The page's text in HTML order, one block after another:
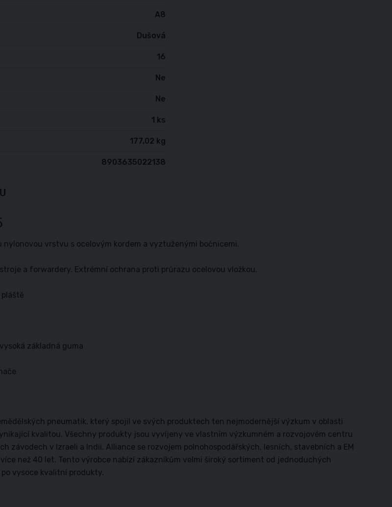
A8
Dušová
16
Ne
Ne
1 ks
177,02 kg
8903635022138
nylonovou vrstvu s ocelovým kordem a vyztuženými bočnicemi.
a forwardery. Extrémní ochrana proti průrazu ocelovou vložkou.
základná guma
pneumatik, který spojil ve svých produktech ten nejmodernější výzkum v oblasti
kvalitou. Všechny produkty jsou vyvíjeny ve vlastním výzkumném a rozvojovém centru
závodech v Izraeli a Indii. Alliance se rozvojem polnohospodářských, lesních, stavebních a EM
než 40 let. Tento výrobce nabízí zákazníkům velmi široký sortiment od jednoduchých
vysoce kvalitní produkty.